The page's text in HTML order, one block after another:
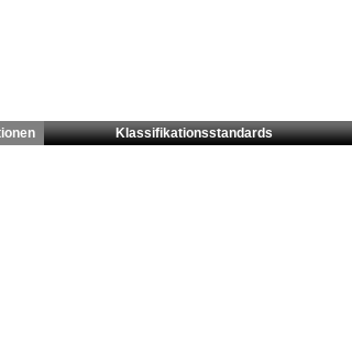
Klassifikationsstandards